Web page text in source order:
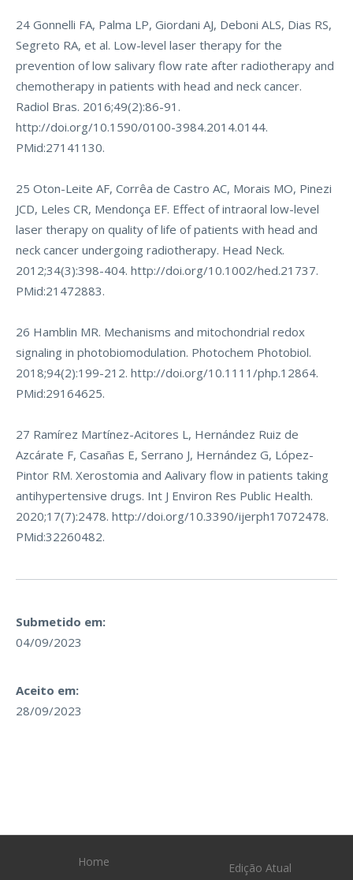
24 Gonnelli FA, Palma LP, Giordani AJ, Deboni ALS, Dias RS,
Segreto RA, et al. Low-level laser therapy for the
prevention of low salivary flow rate after radiotherapy and
chemotherapy in patients with head and neck cancer.
Radiol Bras. 2016;49(2):86-91.
http://doi.org/10.1590/0100-3984.2014.0144.
PMid:27141130.
25 Oton-Leite AF, Corrêa de Castro AC, Morais MO, Pinezi
JCD, Leles CR, Mendonça EF. Effect of intraoral low-level
laser therapy on quality of life of patients with head and
neck cancer undergoing radiotherapy. Head Neck.
2012;34(3):398-404. http://doi.org/10.1002/hed.21737.
PMid:21472883.
26 Hamblin MR. Mechanisms and mitochondrial redox
signaling in photobiomodulation. Photochem Photobiol.
2018;94(2):199-212. http://doi.org/10.1111/php.12864.
PMid:29164625.
27 Ramírez Martínez-Acitores L, Hernández Ruiz de
Azcárate F, Casañas E, Serrano J, Hernández G, López-
Pintor RM. Xerostomia and Aalivary flow in patients taking
antihypertensive drugs. Int J Environ Res Public Health.
2020;17(7):2478. http://doi.org/10.3390/ijerph17072478.
PMid:32260482.
Submetido em:
04/09/2023
Aceito em:
28/09/2023
Home Edição Atual